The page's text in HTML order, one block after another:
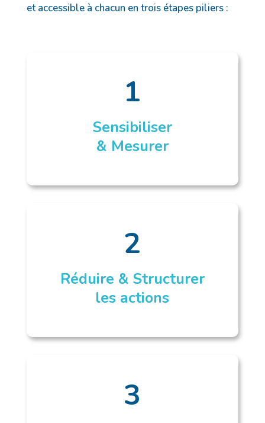
et accessible à chacun en trois étapes piliers :
1
Sensibiliser
& Mesurer
2
Réduire & Structurer
les actions
3